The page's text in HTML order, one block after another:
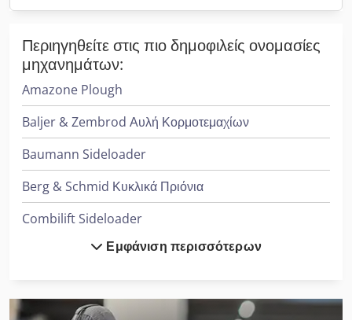
Περιηγηθείτε στις πιο δημοφιλείς ονομασίες
μηχανημάτων:
Amazone Plough
Baljer & Zembrod Αυλή Κορμοτεμαχίων
Baumann Sideloader
Berg & Schmid Κυκλικά Πριόνια
Combilift Sideloader
Cvs Ferrari Reachstacker
Fischer & Krecke Μηχανές Σακούλας
Εμφάνιση περισσότερων